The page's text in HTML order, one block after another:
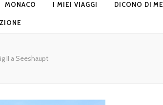
MONACO I MIEI VIAGGI DICONO DI ME
II a Seeshaupt